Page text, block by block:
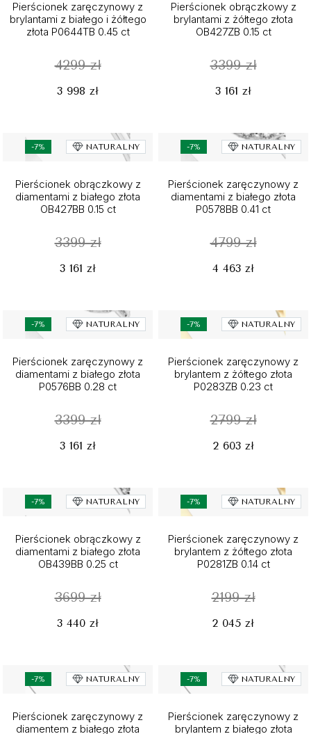
Pierścionek zaręczynowy z
brylantami z białego i żółtego
złota P0644TB 0.45 ct
4299 zł
3 998 zł
Pierścionek obrączkowy z
brylantami z żółtego złota
OB427ZB 0.15 ct
3399 zł
3 161 zł
-7% NATURALNY
Pierścionek obrączkowy z
diamentami z białego złota
OB427BB 0.15 ct
3399 zł
3 161 zł
-7% NATURALNY
Pierścionek zaręczynowy z
diamentami z białego złota
P0578BB 0.41 ct
4799 zł
4 463 zł
-7% NATURALNY
Pierścionek zaręczynowy z
diamentami z białego złota
P0576BB 0.28 ct
3399 zł
3 161 zł
-7% NATURALNY
Pierścionek zaręczynowy z
brylantem z żółtego złota
P0283ZB 0.23 ct
2799 zł
2 603 zł
-7% NATURALNY
Pierścionek obrączkowy z
diamentami z białego złota
OB439BB 0.25 ct
3699 zł
3 440 zł
-7% NATURALNY
Pierścionek zaręczynowy z
brylantem z żółtego złota
P0281ZB 0.14 ct
2199 zł
2 045 zł
-7% NATURALNY
Pierścionek zaręczynowy z
diamentem z białego złota
-7% NATURALNY
Pierścionek zaręczynowy z
brylantem z białego złota